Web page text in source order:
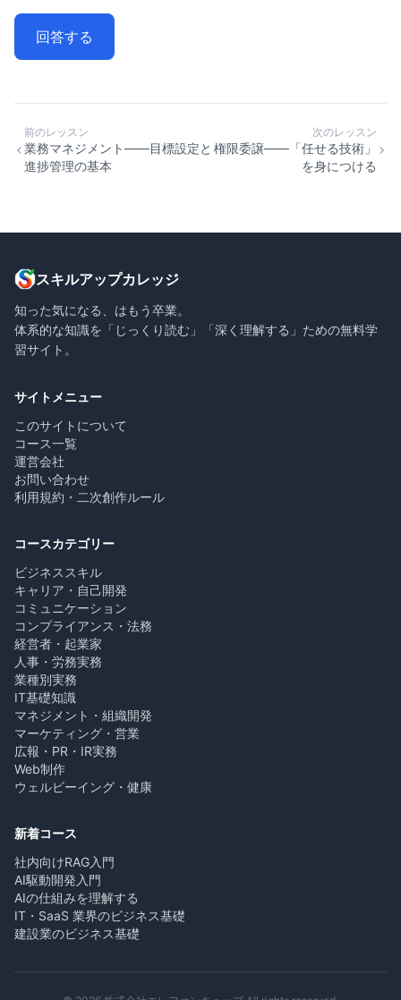
回答する
前のレッスン
業務マネジメント——目標設定と
進捗管理の基本
次のレッスン
権限委譲——「任せる技術」
を身につける
スキルアップカレッジ
知った気になる、はもう卒業。
体系的な知識を「じっくり読む」「深く理解する」ための無料学
習サイト。
サイトメニュー
このサイトについて
コース一覧
運営会社
お問い合わせ
利用規約・二次創作ルール
コースカテゴリー
ビジネススキル
キャリア・自己開発
コミュニケーション
コンプライアンス・法務
経営者・起業家
人事・労務実務
業種別実務
IT基礎知識
マネジメント・組織開発
マーケティング・営業
広報・PR・IR実務
Web制作
ウェルビーイング・健康
新着コース
社内向けRAG入門
AI駆動開発入門
AIの仕組みを理解する
IT・SaaS 業界のビジネス基礎
建設業のビジネス基礎